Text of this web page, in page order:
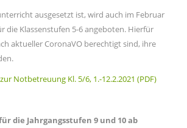
ausgesetzt ist, wird auch im Februar
die Klassenstufen 5-6 angeboten. Hierfür
aktueller CoronaVO berechtigt sind, ihre
Notbetreuung Kl. 5/6, 1.-12.2.2021 (PDF)
die Jahrgangsstufen 9 und 10 ab